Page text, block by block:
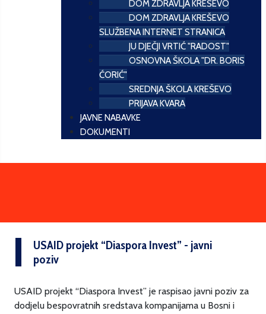
DOM ZDRAVLJA KREŠEVO
DOM ZDRAVLJA KREŠEVO
SLUŽBENA INTERNET STRANICA
JU DJEČJI VRTIĆ "RADOST"
OSNOVNA ŠKOLA "DR. BORIS
ĆORIĆ"
SREDNJA ŠKOLA KREŠEVO
PRIJAVA KVARA
JAVNE NABAVKE
DOKUMENTI
USAID projekt “Diaspora Invest” - javni
poziv
USAID projekt “Diaspora Invest” je raspisao javni poziv za
dodjelu bespovratnih sredstava kompanijama u Bosni i